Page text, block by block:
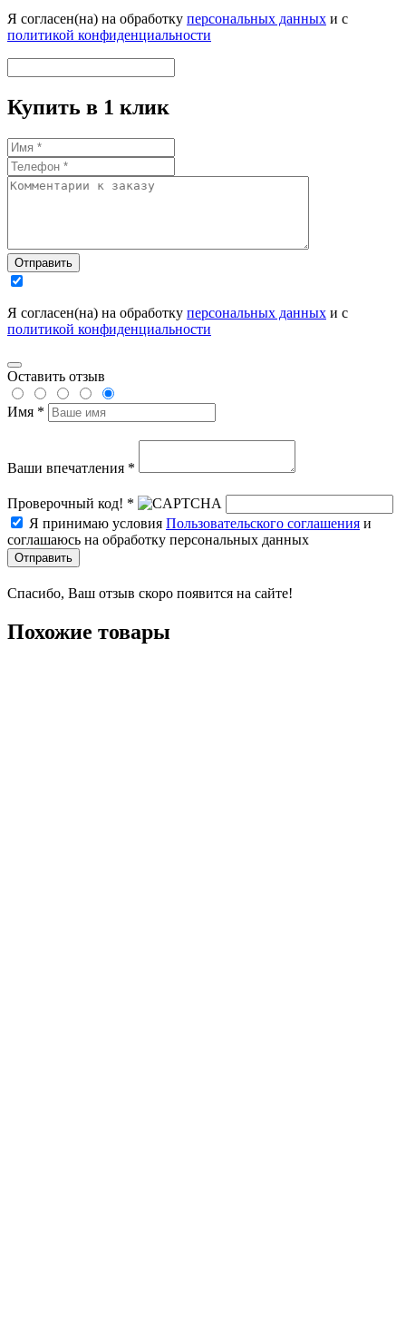
Я согласен(на) на обработку персональных данных и с
политикой конфиденциальности
Купить в 1 клик
Отправить
Я согласен(на) на обработку персональных данных и с
политикой конфиденциальности
Оставить отзыв
Имя *
Ваши впечатления *
Проверочный код! *
Я принимаю условия Пользовательского соглашения и
соглашаюсь на обработку персональных данных
Отправить
Спасибо, Ваш отзыв скоро появится на сайте!
Похожие товары